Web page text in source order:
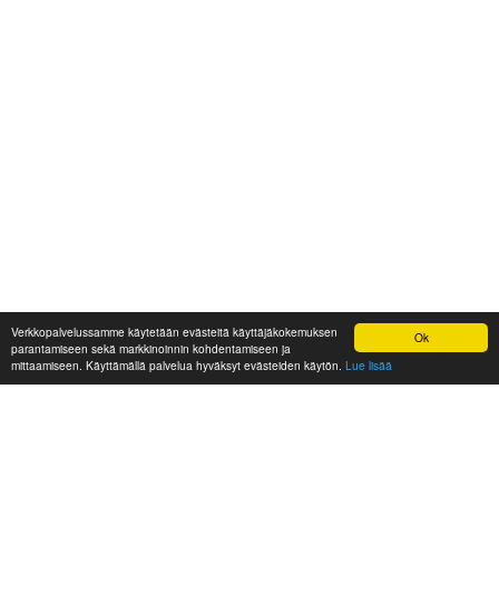
Ok
Verkkopalvelussamme käytetään evästeitä käyttäjäkokemuksen
parantamiseen sekä markkinoinnin kohdentamiseen ja
mittaamiseen. Käyttämällä palvelua hyväksyt evästeiden käytön. Lue lisää